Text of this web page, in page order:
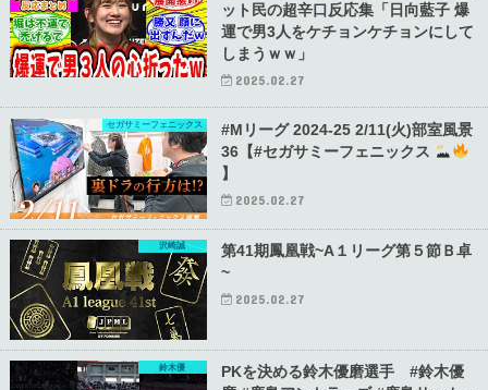
ット民の超辛口反応集「日向藍子 爆
運で男3人をケチョンケチョンにして
しまうｗｗ」
2025.02.27
セガサミーフェニックス
#Mリーグ 2024-25 2/11(火)部室風景
36【#セガサミーフェニックス
】
2025.02.27
沢崎誠
第41期鳳凰戦~A１リーグ第５節Ｂ卓
~
2025.02.27
鈴木優
PKを決める鈴木優磨選手 #鈴木優